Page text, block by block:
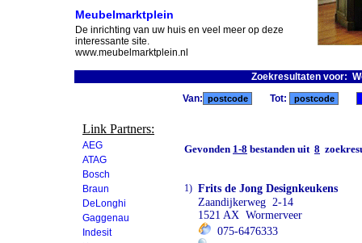
Meubelmarktplein
De inrichting van uw huis en veel meer op deze
interessante site.
www.meubelmarktplein.nl
Zoekresultaten voor:
Link Partners:
AEG
ATAG
Bosch
Braun
DeLonghi
Gaggenau
Indesit
Van: Tot:
Gevonden 1-8 bestanden uit 8
1) Frits de Jong Designkeukens
Zaandijkerweg 2-14
1521 AX Wormerveer
075-6476333